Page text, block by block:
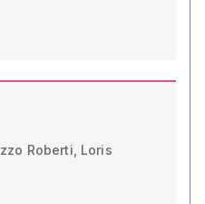
Roberti, Loris